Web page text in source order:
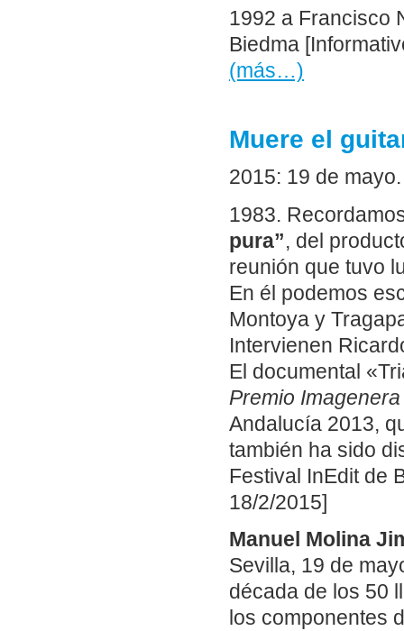
1992 a Francisco
Biedma
(más…)
Muere el
2015: 19 de
1983.
pura”, del
reunión que tuvo
En él podemos
Montoya y
Intervienen
El documental
Premio Imagenera
Andalucía 2013,
también ha sido
Festival InEdit de
18/2/2015]
Manuel Molina
Sevilla, 19 de
década de los 50
los componentes